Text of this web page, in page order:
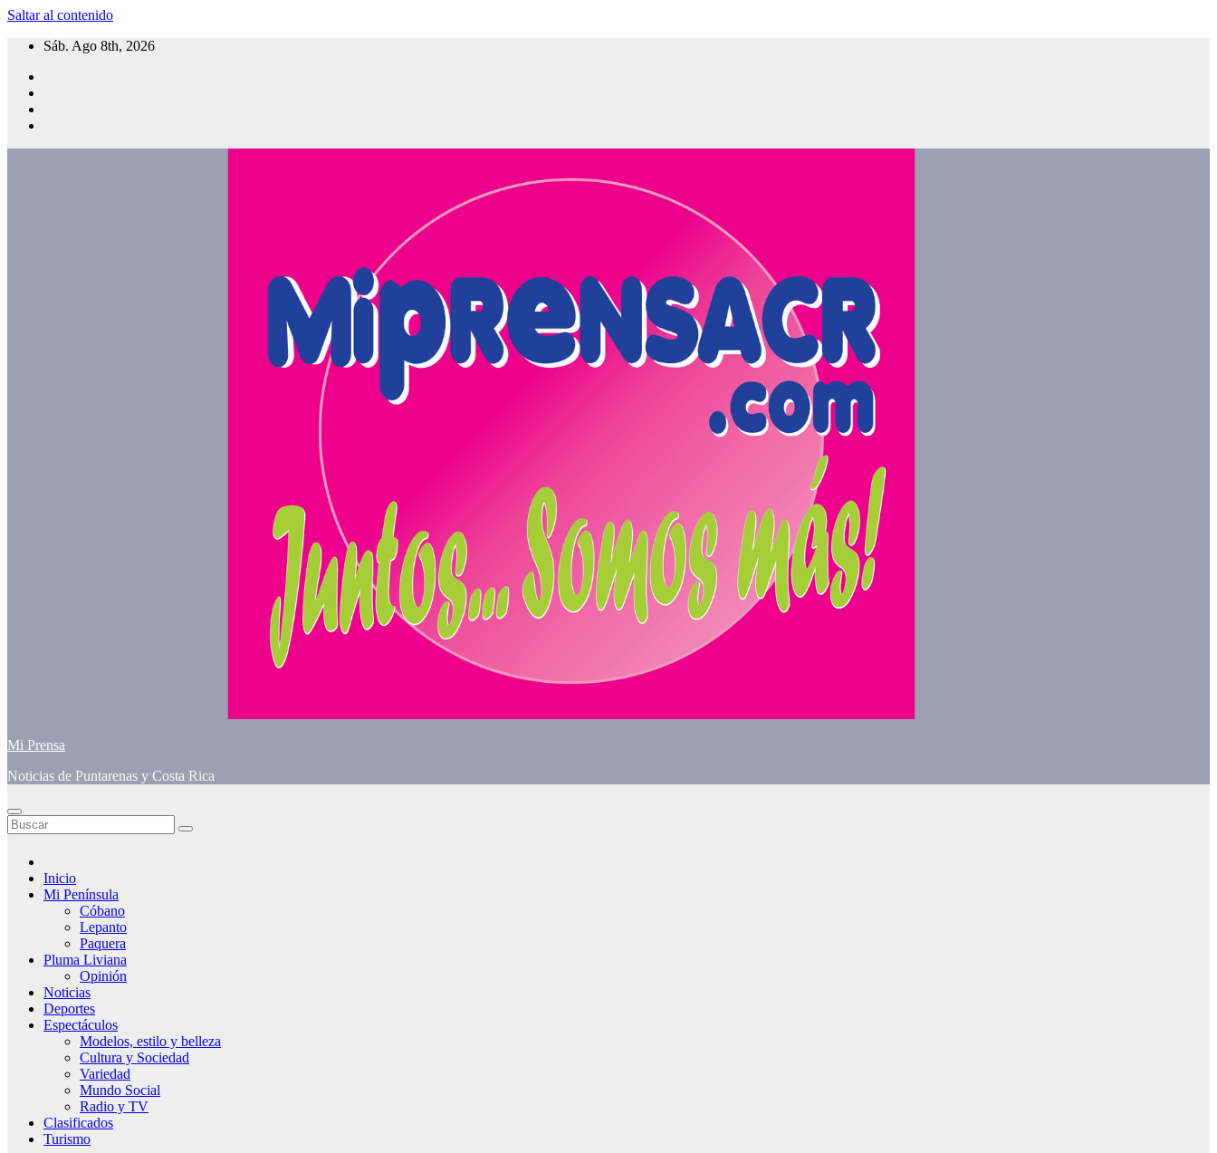
Saltar al contenido
Sáb. Ago 8th, 2026
Mi Prensa
Noticias de Puntarenas y Costa Rica
Inicio
Mi Península
Cóbano
Lepanto
Paquera
Pluma Liviana
Opinión
Noticias
Deportes
Espectáculos
Modelos, estilo y belleza
Cultura y Sociedad
Variedad
Mundo Social
Radio y TV
Clasificados
Turismo